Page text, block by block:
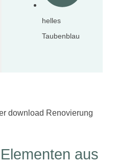
helles
Taubenblau
aus